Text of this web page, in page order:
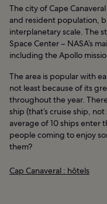
The city of Cape
and resident population,
interplanetary scale. The
Space Center – NASA’s
including the Apollo
The area is popular with
not least because of its
throughout the year.
ship (that’s cruise ship,
average of 10 ships enter
people coming to enjoy
them?
Cap Canaveral : hôtels